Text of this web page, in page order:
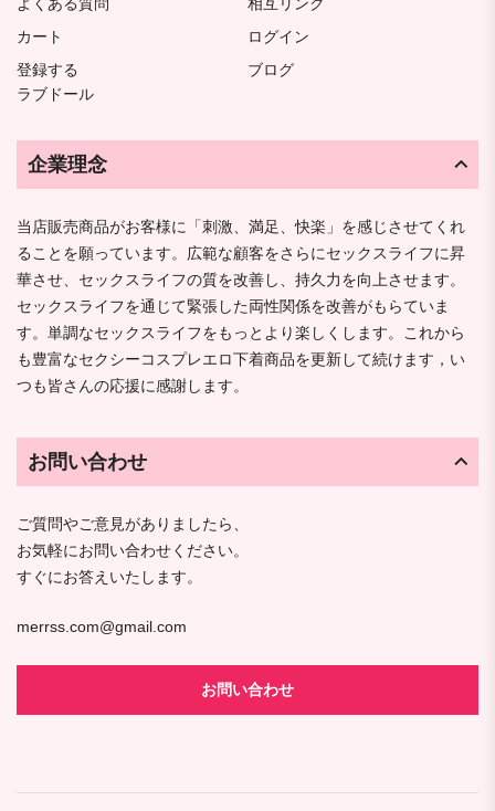
よくある質問
相互リンク
カート
ログイン
登録する
ブログ
ラブドール
企業理念
当店販売商品がお客様に「刺激、満足、快楽」を感じさせてくれ
ることを願っています。広範な顧客をさらにセックスライフに昇
華させ、セックスライフの質を改善し、持久力を向上させます。
セックスライフを通じて緊張した両性関係を改善がもらていま
す。単調なセックスライフをもっとより楽しくします。これから
も豊富なセクシーコスプレエロ下着商品を更新して続けます，い
つも皆さんの応援に感謝します。
お問い合わせ
ご質問やご意見がありましたら、
お気軽にお問い合わせください。
すぐにお答えいたします。
merrss.com@gmail.com
お問い合わせ